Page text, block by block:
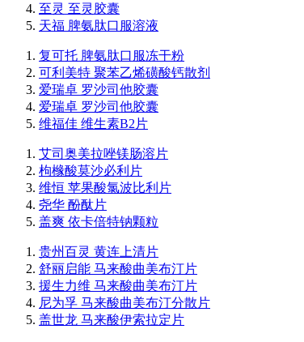
至灵 至灵胶囊
天福 脾氨肽口服溶液
复可托 脾氨肽口服冻干粉
可利美特 聚苯乙烯磺酸钙散剂
爱瑞卓 罗沙司他胶囊
爱瑞卓 罗沙司他胶囊
维福佳 维生素B2片
艾司奥美拉唑镁肠溶片
枸橼酸莫沙必利片
维恒 苹果酸氯波比利片
尧华 酚酞片
盖爽 依卡倍特钠颗粒
贵州百灵 黄连上清片
舒丽启能 马来酸曲美布汀片
援生力维 马来酸曲美布汀片
尼为孚 马来酸曲美布汀分散片
盖世龙 马来酸伊索拉定片